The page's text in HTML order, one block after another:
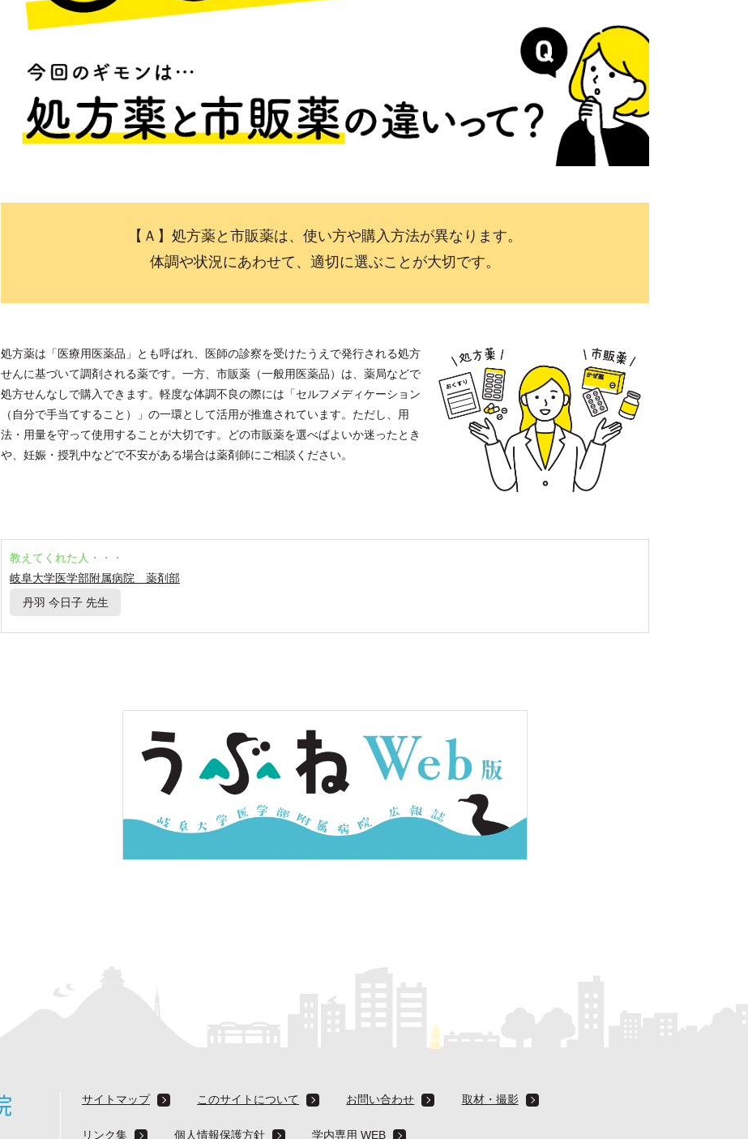
【Ａ】処方薬と市販薬は、使い方や購入方法が異なります。
体調や状況にあわせて、適切に選ぶことが大切です。
処方薬は「医療用医薬品」とも呼ばれ、医師の診察を受けたうえで発行される処方
せんに基づいて調剤される薬です。一方、市販薬（一般用医薬品）は、薬局などで
処方せんなしで購入できます。軽度な体調不良の際には「セルフメディケーション
（自分で手当てすること）」の一環として活用が推進されています。ただし、用
法・用量を守って使用することが大切です。どの市販薬を選べばよいか迷ったとき
や、妊娠・授乳中などで不安がある場合は薬剤師にご相談ください。
教えてくれた人・・・
岐阜大学医学部附属病院 薬剤部
丹羽 今日子 先生
サイトマップ このサイトについて お問い合わせ 取材・撮影
リンク集 個人情報保護方針 学内専用 WEB